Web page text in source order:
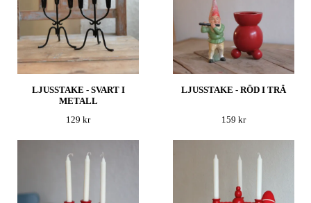
LJUSSTAKE - SVART I
METALL
129 kr
LJUSSTAKE - RÖD I TRÄ
159 kr